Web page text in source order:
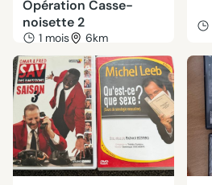
Opération Casse-
noisette 2
1 mois 6km